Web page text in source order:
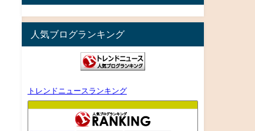
人気ブログランキング
トレンドニュースランキング